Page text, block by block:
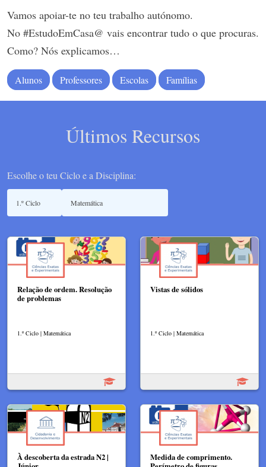
Vamos apoiar-te no teu trabalho autónomo.
No #EstudoEmCasa@ vais encontrar tudo o que procuras.
Como? Nós explicamos…
Alunos Professores Escolas Famílias
Últimos Recursos
Escolhe o teu Ciclo e a Disciplina:
Relação de ordem. Resolução
de problemas
1.º Ciclo | Matemática
Vistas de sólidos
1.º Ciclo | Matemática
À descoberta da estrada N2 |
Medida de comprimento.